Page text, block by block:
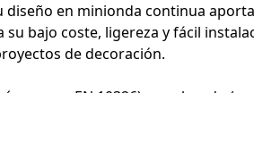
diseño en minionda continua
bajo coste, ligereza y fácil
de decoración.
norma EN 10326) o prelacado
de hasta 15.000 mm y puede